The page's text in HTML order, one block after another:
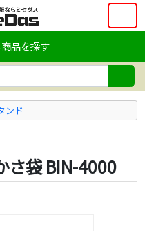
品を探す
ンド
さ袋 BIN-4000